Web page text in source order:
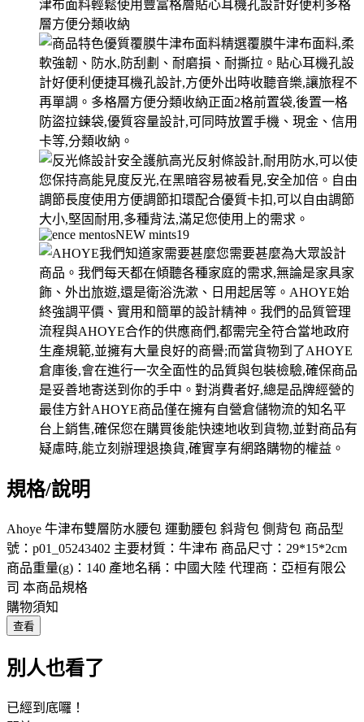
規格/說明
Ahoye 牛津布雙層防水腰包 運動腰包 斜背包 側背包 商品型
號：p01_05243402 主要材質：牛津布 商品尺寸：29*15*2cm
商品重量(g)：140 產地名稱：中國大陸 代理商：亞桓有限公
司 本商品規格
購物須知
查看
別人也看了
已經到底囉！